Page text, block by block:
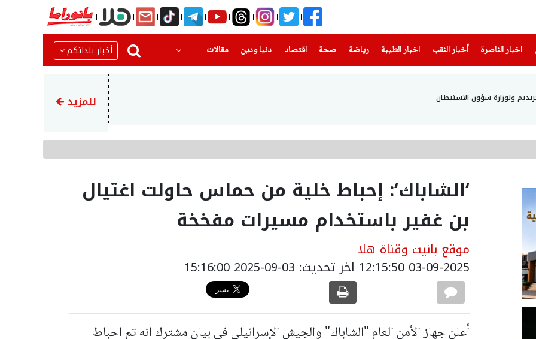
اخبار الناصرة
(current) أخبار النقب اخبار الطيبة(current) رياضة
(current) صحة(current) اقتصاد دنيا ودين
(current) مقالات أخبار بلداتكم
ولوزارة شؤون الاستيطان إيران تهدد بمهاجمة دول
للمزيد
‘الشاباك‘: إحباط خلية من حماس حاولت اغتيال
بن غفير باستخدام مسيرات مفخخة
موقع بانيت وقناة هلا
03-09-2025 12:15:50 اخر تحديث: 03-09-2025 15:16:00
أعلن جهاز الأمن العام "الشاباك" والجيش الإسرائيلي في بيان مشترك انه تم احباط